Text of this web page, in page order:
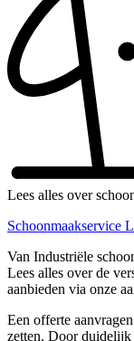
Lees alles over
Schoonmaakservice
Van Industriële
Lees alles over de
aanbieden via onze
Een offerte
zetten. Door